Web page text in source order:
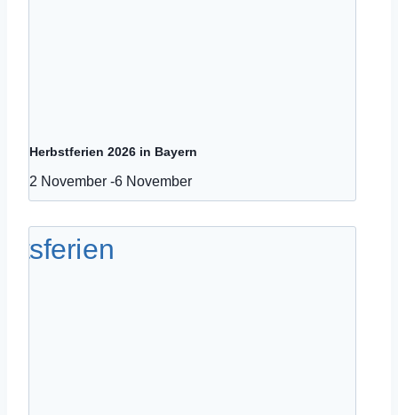
Herbstferien 2026 in Bayern
2 November -6 November